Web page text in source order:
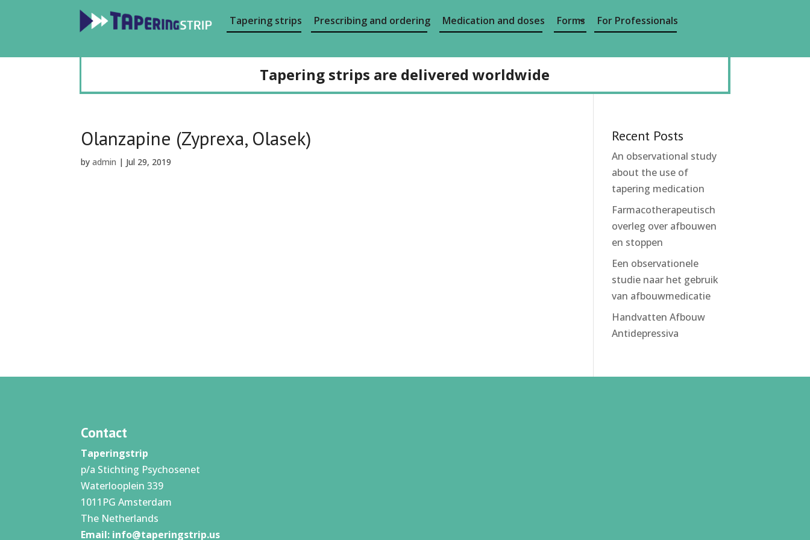
Tapering strips Prescribing and ordering Medication and doses Forms For Professionals
Tapering strips are delivered worldwide
Olanzapine (Zyprexa, Olasek)
byadmin | Jul 29, 2019
Recent Posts
An observational study
about the use of
tapering medication
Farmacotherapeutisch
overleg over afbouwen
en stoppen
Een observationele
studie naar het gebruik
van afbouwmedicatie
Handvatten Afbouw
Antidepressiva
Contact
Taperingstrip
p/a Stichting Psychosenet
Waterlooplein 339
1011PG Amsterdam
The Netherlands
Email: info@taperingstrip.us